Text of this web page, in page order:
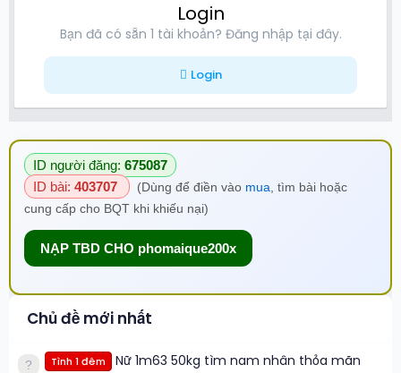
Login
Bạn đã có sẵn 1 tài khoản? Đăng nhập tại đây.
Login
ID người đăng: 675087
ID bài: 403707 (Dùng để điền vào mua , tìm bài hoặc
cung cấp cho BQT khi khiếu nại)
NẠP TBD CHO phomaique200x
Chủ đề mới nhất
Tình 1 đêm
Nữ 1m63 50kg tìm nam nhân thỏa mãn